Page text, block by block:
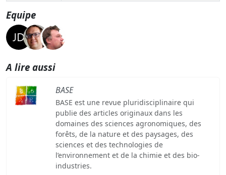
Equipe
A lire aussi
BASE
BASE est une revue pluridisciplinaire qui
publie des articles originaux dans les
domaines des sciences agronomiques, des
forêts, de la nature et des paysages, des
sciences et des technologies de
l’environnement et de la chimie et des bio-
industries.